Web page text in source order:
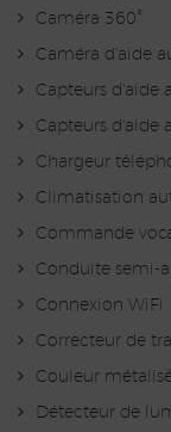
Caméra 360°
Caméra d'aide
Capteurs d'aide
Capteurs d'aide
Chargeur
Climatisation
Commande
Conduite semi-
Connexion WiFi
Correcteur de
Couleur
Détecteur de